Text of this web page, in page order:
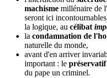
machisme millénaire de
seront ici
la logique, au célibat
la condamnation de
naturelle du monde,
avant d'en arriver
important : le
du pape un criminel.